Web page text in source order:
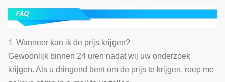
1. Wanneer kan ik de prijs krijgen?
Gewoonlijk binnen 24 uren nadat wij uw onderzoek
krijgen. Als u dringend bent om de prijs te krijgen, roep me